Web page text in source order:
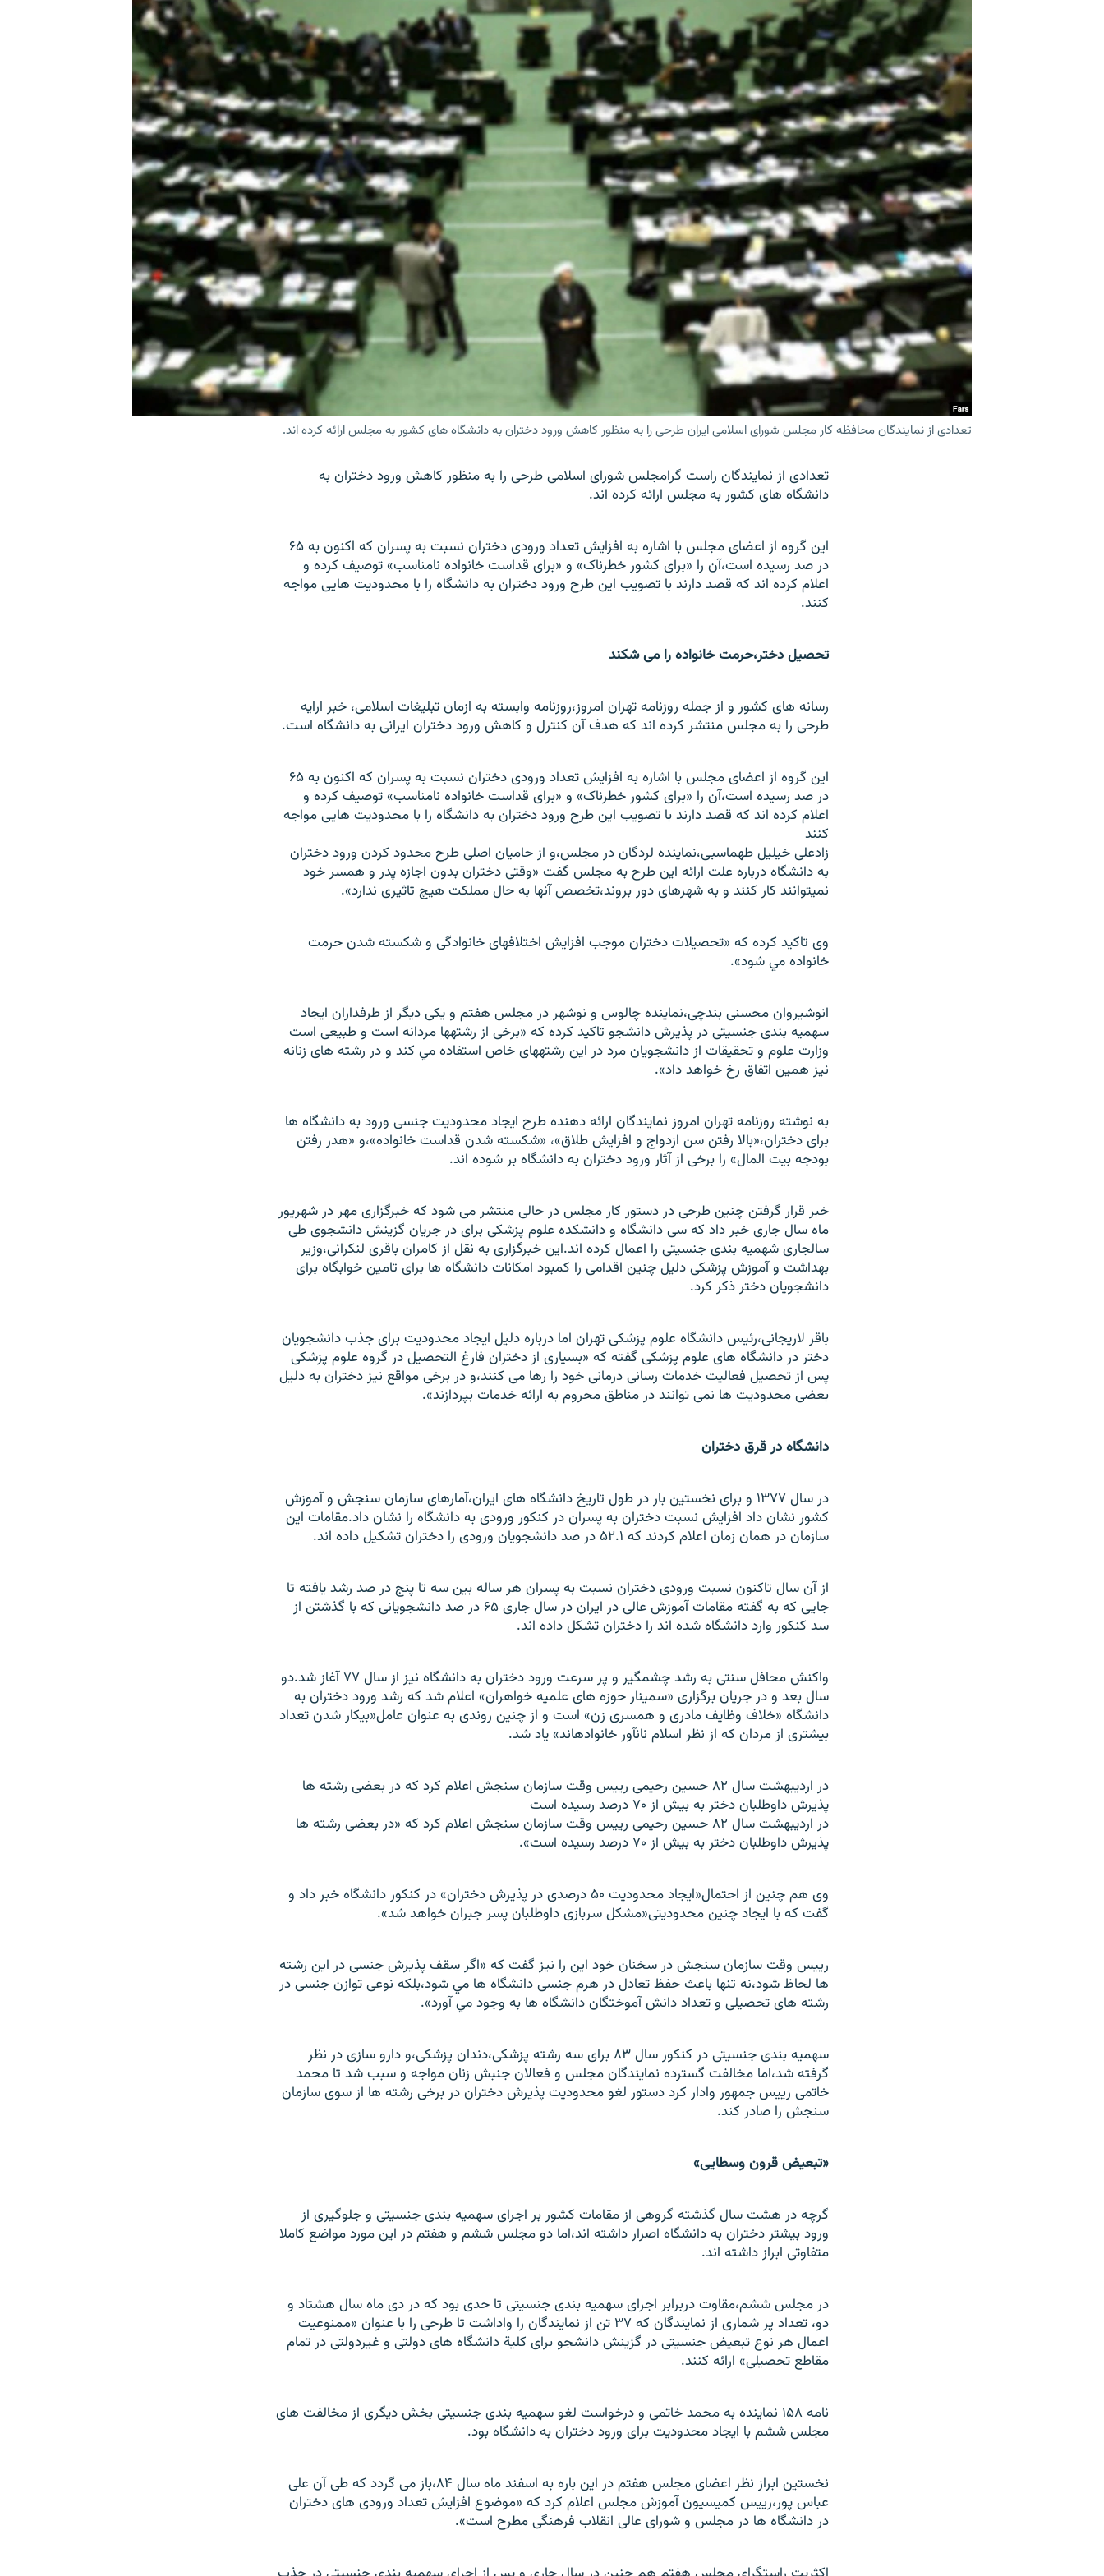
تعدادی از نمايندگان محافظه کار مجلس شورای اسلامی ایران طرحی را به منظور کاهش ورود دختران به دانشگاه های کشور به مجلس ارائه کرده اند.
تعدادی از نمايندگان راست گرامجلس شورای اسلامی طرحی را به منظور کاهش ورود دختران به
دانشگاه های کشور به مجلس ارائه کرده اند.
اين گروه از اعضای مجلس با اشاره به افزايش تعداد ورودی دختران نسبت به پسران که اکنون به ۶۵
در صد رسيده است،آن را «برای کشور خطرناک» و «برای قداست خانواده نامناسب» توصيف کرده و
اعلام کرده اند که قصد دارند با تصويب اين طرح ورود دختران به دانشگاه را با محدوديت هايی مواجه
کنند.
تحصيل دختر،حرمت خانواده را می شکند
رسانه های کشور و از جمله روزنامه تهران امروز،روزنامه وابسته به ازمان تبليغات اسلامی، خبر ارايه
طرحی را به مجلس منتشر کرده اند که هدف آن کنترل و کاهش ورود دختران ايرانی به دانشگاه است.
اين گروه از اعضای مجلس با اشاره به افزايش تعداد ورودی دختران نسبت به پسران که اکنون به ۶۵
در صد رسيده است،آن را «برای کشور خطرناک» و «برای قداست خانواده نامناسب» توصيف کرده و
اعلام کرده اند که قصد دارند با تصويب اين طرح ورود دختران به دانشگاه را با محدوديت هايی مواجه
کنند
زادعلی خيليل طهماسبی،نماينده لردگان در مجلس،و از حاميان اصلی طرح محدود کردن ورود دختران
به دانشگاه درباره علت ارائه اين طرح به مجلس گفت «وقتی دختران بدون اجازه پدر و همسر خود
نميتوانند کار کنند و به شهرهای دور بروند،تخصص آنها به حال مملکت هيچ تاثيری ندارد».
وی تاکيد کرده که «تحصيلات دختران موجب افزايش اختلافهای خانوادگی و شکسته شدن حرمت
خانواده مي شود».
انوشيروان محسنی بندچی،نماينده چالوس و نوشهر در مجلس هفتم و يکی ديگر از طرفداران ايجاد
سهميه بندی جنسيتی در پذيرش دانشجو تاکيد کرده که «برخی از رشتهها مردانه است و طبيعی است
وزارت علوم و تحقيقات از دانشجويان مرد در اين رشتههای خاص استفاده مي کند و در رشته های زنانه
نيز همين اتفاق رخ خواهد داد».
به نوشته روزنامه تهران امروز نمايندگان ارائه دهنده طرح ايجاد محدوديت جنسی ورود به دانشگاه ها
برای دختران،«بالا رفتن سن ازدواج و افزايش طلاق»، «شکسته شدن قداست خانواده»،و «هدر رفتن
بودجه بيت المال» را برخی از آثار ورود دختران به دانشگاه بر شوده اند.
خبر قرار گرفتن چنين طرحی در دستور کار مجلس در حالی منتشر می شود که خبرگزاری مهر در شهريور
ماه سال جاری خبر داد که سی دانشگاه و دانشکده علوم پزشکی برای در جريان گزينش دانشجوی طی
سالجاری شهميه بندی جنسيتی را اعمال کرده اند.اين خبرگزاری به نقل از کامران باقری لنکرانی،وزير
بهداشت و آموزش پزشکی دليل چنين اقدامی را کمبود امکانات دانشگاه ها برای تامين خوابگاه برای
دانشجويان دختر ذکر کرد.
باقر لاريجانی،رئيس دانشگاه علوم پزشکی تهران اما درباره دليل ايجاد محدوديت برای جذب دانشجويان
دختر در دانشگاه های علوم پزشکی گفته که «بسياری از دختران فارغ التحصيل در گروه علوم پزشکی
پس از تحصيل فعاليت خدمات رسانی درمانی خود را رها می کنند،و در برخی مواقع نيز دختران به دليل
بعضی محدوديت ها نمی توانند در مناطق محروم به ارائه خدمات بپردازند».
دانشگاه در قرق دختران
در سال ۱۳۷۷ و برای نخستين بار در طول تاريخ دانشگاه های ايران،آمارهای سازمان سنجش و آموزش
کشور نشان داد افزايش نسبت دختران به پسران در کنکور ورودی به دانشگاه را نشان داد.مقامات اين
سازمان در همان زمان اعلام کردند که ۵۲.۱ در صد دانشجويان ورودی را دختران تشکيل داده اند.
از آن سال تاکنون نسبت ورودی دختران نسبت به پسران هر ساله بين سه تا پنج در صد رشد يافته تا
جايی که به گفته مقامات آموزش عالی در ايران در سال جاری ۶۵ در صد دانشجويانی که با گذشتن از
سد کنکور وارد دانشگاه شده اند را دختران تشکل داده اند.
واکنش محافل سنتی به رشد چشمگير و پر سرعت ورود دختران به دانشگاه نيز از سال ۷۷ آغاز شد.دو
سال بعد و در جريان برگزاری «سمينار حوزه های علميه خواهران» اعلام شد که رشد ورود دختران به
دانشگاه «خلاف وظايف مادری و همسری زن» است و از چنين روندی به عنوان عامل«بيکار شدن تعداد
بيشتری از مردان که از نظر اسلام نانآور خانوادهاند» ياد شد.
در ارديبهشت سال ۸۲ حسين رحيمی رييس وقت سازمان سنجش اعلام کرد که در بعضی رشته ها
پذيرش داوطلبان دختر به بيش از ۷۰ درصد رسيده است
در ارديبهشت سال ۸۲ حسين رحيمی رييس وقت سازمان سنجش اعلام کرد که «در بعضی رشته ها
پذيرش داوطلبان دختر به بيش از ۷۰ درصد رسيده است».
وی هم چنين از احتمال«ايجاد محدوديت ۵۰ درصدی در پذيرش دختران» در کنکور دانشگاه خبر داد و
گفت که با ايجاد چنين محدوديتی«مشکل سربازی داوطلبان پسر جبران خواهد شد».
رييس وقت سازمان سنجش در سخنان خود اين را نيز گفت که «اگر سقف پذيرش جنسی در اين رشته
ها لحاظ شود،نه تنها باعث حفظ تعادل در هرم جنسی دانشگاه ها مي شود،بلکه نوعی توازن جنسی در
رشته های تحصيلی و تعداد دانش آموختگان دانشگاه ها به وجود مي آورد».
سهميه بندی جنسيتی در کنکور سال ۸۳ برای سه رشته پزشکی،دندان پزشکی،و دارو سازی در نظر
گرفته شد،اما مخالفت گسترده نمايندگان مجلس و فعالان جنبش زنان مواجه و سبب شد تا محمد
خاتمی رييس جمهور وادار کرد دستور لغو محدوديت پذيرش دختران در برخی رشته ها از سوی سازمان
سنجش را صادر کند.
«تبعيض قرون وسطايی»
گرچه در هشت سال گذشته گروهی از مقامات کشور بر اجرای سهميه بندی جنسيتی و جلوگيری از
ورود بيشتر دختران به دانشگاه اصرار داشته اند،اما دو مجلس ششم و هفتم در اين مورد مواضع کاملا
متفاوتی ابراز داشته اند.
در مجلس ششم،مقاوت دربرابر اجرای سهميه بندی جنسيتی تا حدی بود که در دی ماه سال هشتاد و
دو، تعداد پر شماری از نمايندگان که ۳۷ تن از نمايندگان را واداشت تا طرحی را با عنوان «ممنوعيت
اعمال هر نوع تبعيض جنسيتی در گزينش دانشجو برای کلیة دانشگاه های دولتی و غيردولتی در تمام
مقاطع تحصيلی» ارائه کنند.
نامه ۱۵۸ نماينده به محمد خاتمی و درخواست لغو سهميه بندی جنسيتی بخش ديگری از مخالفت های
مجلس ششم با ايجاد محدوديت برای ورود دختران به دانشگاه بود.
نخستين ابراز نظر اعضای مجلس هفتم در اين باره به اسفند ماه سال ۸۴،باز می گردد که طی آن علی
عباس پور،رييس کميسيون آموزش مجلس اعلام کرد که «موضوع افزايش تعداد ورودی های دختران
در دانشگاه ها در مجلس و شورای عالی انقلاب فرهنگی مطرح است».